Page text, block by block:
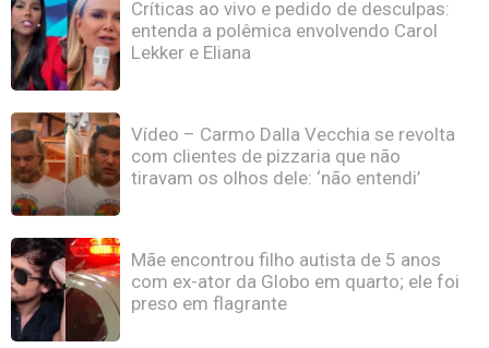
Críticas ao vivo e pedido de desculpas:
entenda a polêmica envolvendo Carol
Lekker e Eliana
Vídeo – Carmo Dalla Vecchia se revolta
com clientes de pizzaria que não
tiravam os olhos dele: ‘não entendi’
Mãe encontrou filho autista de 5 anos
com ex-ator da Globo em quarto; ele foi
preso em flagrante